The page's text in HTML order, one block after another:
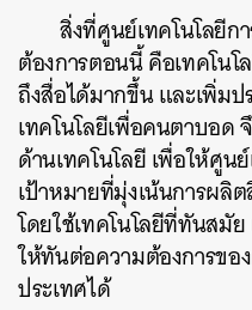
สิ่งที่ศูนย์เทคโนโลยี
ต้องการตอนนี้ คือเทคโนโ
ถึงสื่อได้มากขึ้น และเพิ่ม
เทคโนโลยีเพื่อคนตาบอด
ด้านเทคโนโลยี เพื่อให้ศู
เป้าหมายที่มุ่งเน้นการผลิ
โดยใช้เทคโนโลยีที่ทันส
ให้ทันต่อความต้องการขอ
ประเทศได้